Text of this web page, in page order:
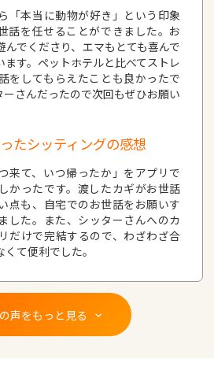
「本当に動物が好き」という印象
話を任せることができました。お
でくださり、エマもとても喜んで
す。ペットホテルと比べてストレ
をしてもらえたことも良かったで
さんだったので次回もぜひお願い
たシッティングの感想
来て、いつ帰ったか」をアプリで
かったです。渡したカギがお世話
点も、自宅でのお世話をお願いす
した。また、シッターさんへのカ
だけで完結するので、わざわざ合
て便利でした。
声をもっと見る